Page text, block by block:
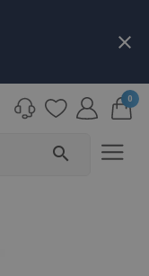
close
search
0